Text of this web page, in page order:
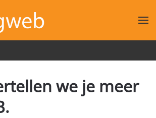
de inhoud gaan
we je meer